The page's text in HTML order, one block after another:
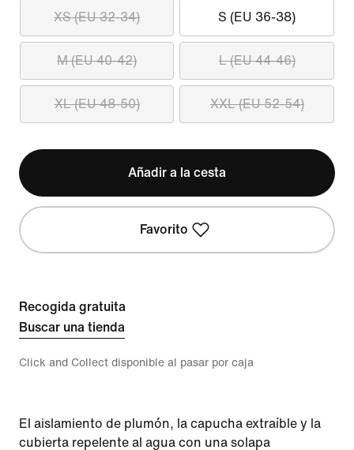
XS (EU 32-34) S (EU 36-38)
M (EU 40-42) L (EU 44-46)
XL (EU 48-50) XXL (EU 52-54)
Añadir a la cesta
Favorito
Recogida gratuita
Buscar una tienda
Click and Collect disponible al pasar por caja
El aislamiento de plumón, la capucha extraíble y la
cubierta repelente al agua con una solapa